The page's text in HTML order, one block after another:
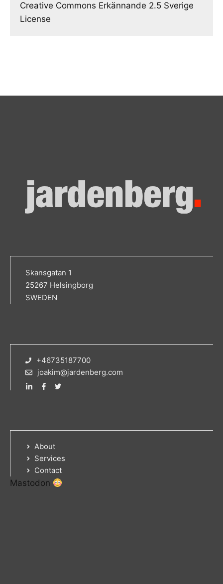
Creative Commons Erkännande 2.5 Sverige
License
Skansgatan 1
25267 Helsingborg
SWEDEN
+46735187700
joakim@jardenberg.com
About
Services
Contact
Mastodon